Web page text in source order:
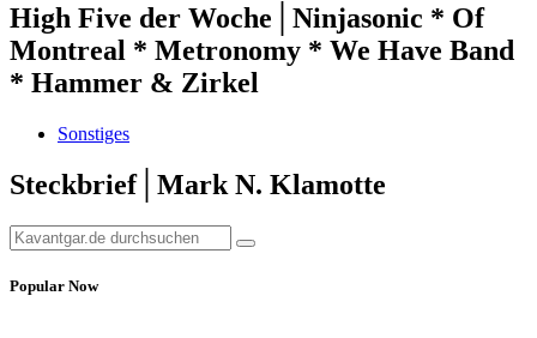
High Five der Woche│Ninjasonic * Of
Montreal * Metronomy * We Have Band
* Hammer & Zirkel
Sonstiges
Steckbrief│Mark N. Klamotte
Popular Now